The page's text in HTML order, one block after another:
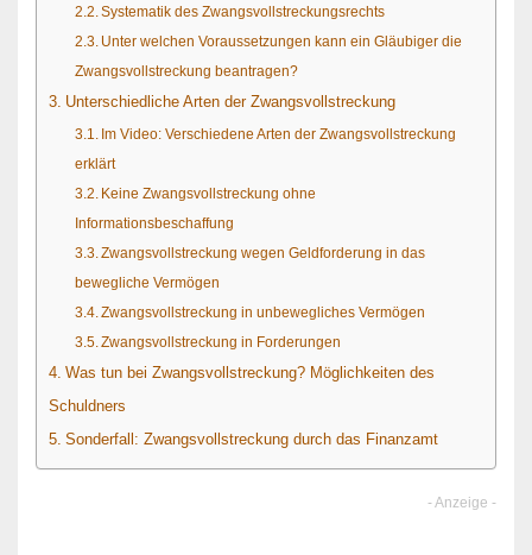
Systematik des Zwangsvollstreckungsrechts
Unter welchen Voraussetzungen kann ein Gläubiger die
Zwangsvollstreckung beantragen?
Unterschiedliche Arten der Zwangsvollstreckung
Im Video: Verschiedene Arten der Zwangsvollstreckung
erklärt
Keine Zwangsvollstreckung ohne
Informationsbeschaffung
Zwangsvollstreckung wegen Geldforderung in das
bewegliche Vermögen
Zwangsvollstreckung in unbewegliches Vermögen
Zwangsvollstreckung in Forderungen
Was tun bei Zwangsvollstreckung? Möglichkeiten des
Schuldners
Sonderfall: Zwangsvollstreckung durch das Finanzamt